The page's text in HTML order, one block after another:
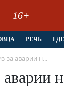
16+
РЕЧЬ
за аварии н...